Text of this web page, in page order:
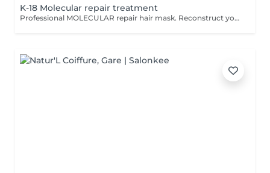
K-18 Molecular repair treatment
Professional MOLECULAR repair hair mask. Reconstruct your hair in just 4 minutes,